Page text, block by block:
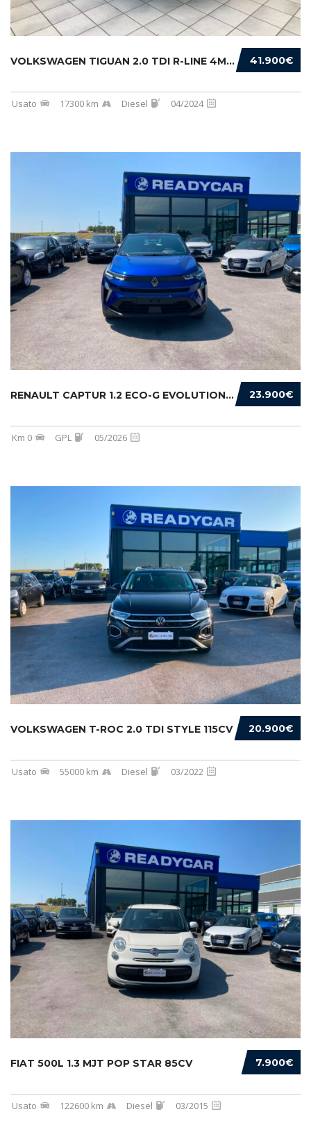
41.900€
VOLKSWAGEN TIGUAN 2.0 TDI R-LINE 4MOTION 193...
Usato 17300 km Diesel 04/2024
23.900€
RENAULT CAPTUR 1.2 ECO-G EVOLUTION 120CV
Km 0 GPL 05/2026
20.900€
VOLKSWAGEN T-ROC 2.0 TDI STYLE 115CV
Usato 55000 km Diesel 03/2022
7.900€
FIAT 500L 1.3 MJT POP STAR 85CV
Usato 122600 km Diesel 03/2015